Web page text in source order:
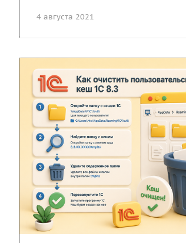
4 августа 2021